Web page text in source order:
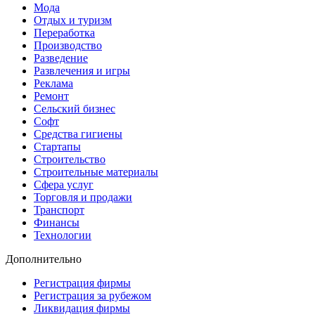
Мода
Отдых и туризм
Переработка
Производство
Разведение
Развлечения и игры
Реклама
Ремонт
Сельский бизнес
Софт
Средства гигиены
Стартапы
Строительство
Строительные материалы
Сфера услуг
Торговля и продажи
Транспорт
Финансы
Технологии
Дополнительно
Регистрация фирмы
Регистрация за рубежом
Ликвидация фирмы